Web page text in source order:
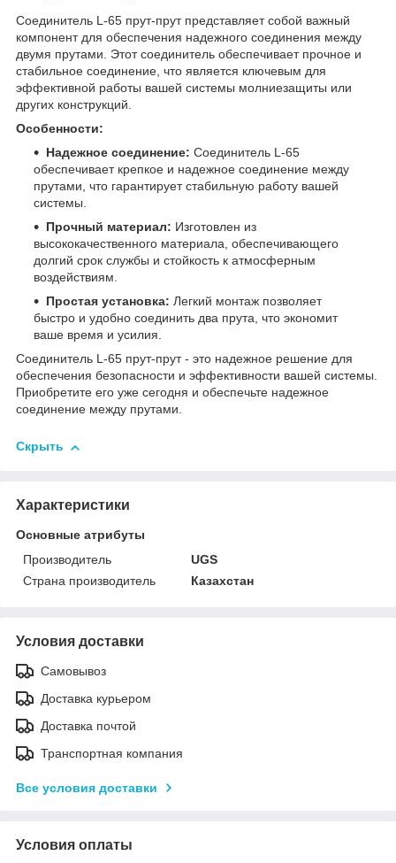
Соединитель L-65 прут-прут представляет собой важный
компонент для обеспечения надежного соединения между
двумя прутами. Этот соединитель обеспечивает прочное и
стабильное соединение, что является ключевым для
эффективной работы вашей системы молниезащиты или
других конструкций.
Особенности:
Надежное соединение: Соединитель L-65
обеспечивает крепкое и надежное соединение между
прутами, что гарантирует стабильную работу вашей
системы.
Прочный материал: Изготовлен из
высококачественного материала, обеспечивающего
долгий срок службы и стойкость к атмосферным
воздействиям.
Простая установка: Легкий монтаж позволяет
быстро и удобно соединить два прута, что экономит
ваше время и усилия.
Соединитель L-65 прут-прут - это надежное решение для
обеспечения безопасности и эффективности вашей системы.
Приобретите его уже сегодня и обеспечьте надежное
соединение между прутами.
Скрыть
Характеристики
Основные атрибуты
Производитель
UGS
Страна производитель
Казахстан
Условия доставки
Самовывоз
Доставка курьером
Доставка почтой
Транспортная компания
Все условия доставки
Условия оплаты